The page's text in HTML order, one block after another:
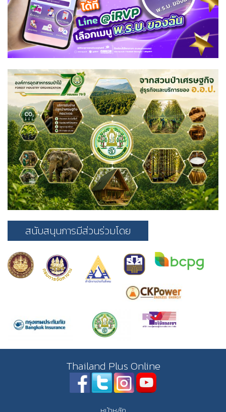
สนับสนุนการมีส่วนร่วมโดย
Thailand Plus Online